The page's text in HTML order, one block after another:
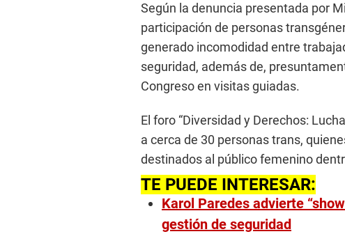
Según la denuncia presentada por
participación de personas
generado incomodidad entre
seguridad, además de,
Congreso en visitas guiadas.
El foro “Diversidad y Derechos:
a cerca de 30 personas trans,
destinados al público femenino
TE PUEDE INTERESAR:
Karol Paredes advierte
gestión de seguridad